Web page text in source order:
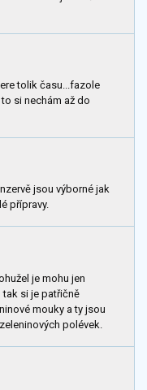
tolik času...fazole
si nechám až do
jsou výborné jak
přípravy.
je mohu jen
tak si je patřičně
mouky a ty jsou
polévek.